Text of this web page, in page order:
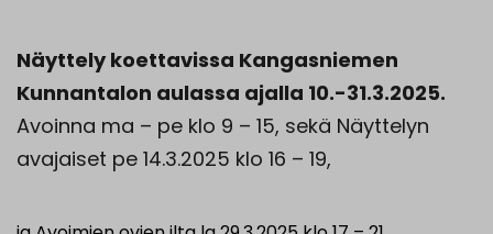
Näyttely koettavissa Kangasniemen
Kunnantalon aulassa ajalla 10.-31.3.2025.
Avoinna ma – pe klo 9 – 15, sekä Näyttelyn
avajaiset pe 14.3.2025 klo 16 – 19,